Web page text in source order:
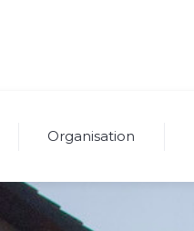
Organisation